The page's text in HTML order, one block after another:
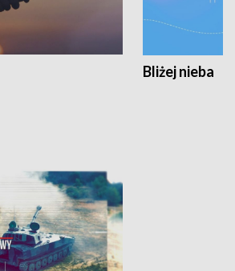
Bliżej nieba